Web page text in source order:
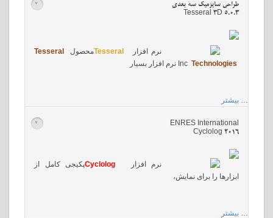
طراحی سایزمیک سه بعدی
Tesseral 3D 5.0.3
>
نرم افزار Tesseralمحصول Tesseral
Technologies
Inc نرم افزار بسیار
… بیشتر
ENRES International
Cyclolog 2016
>
نرم افزار Cyclologپکیجی کامل از
ابزارها را برای نمایش،
… بیشتر